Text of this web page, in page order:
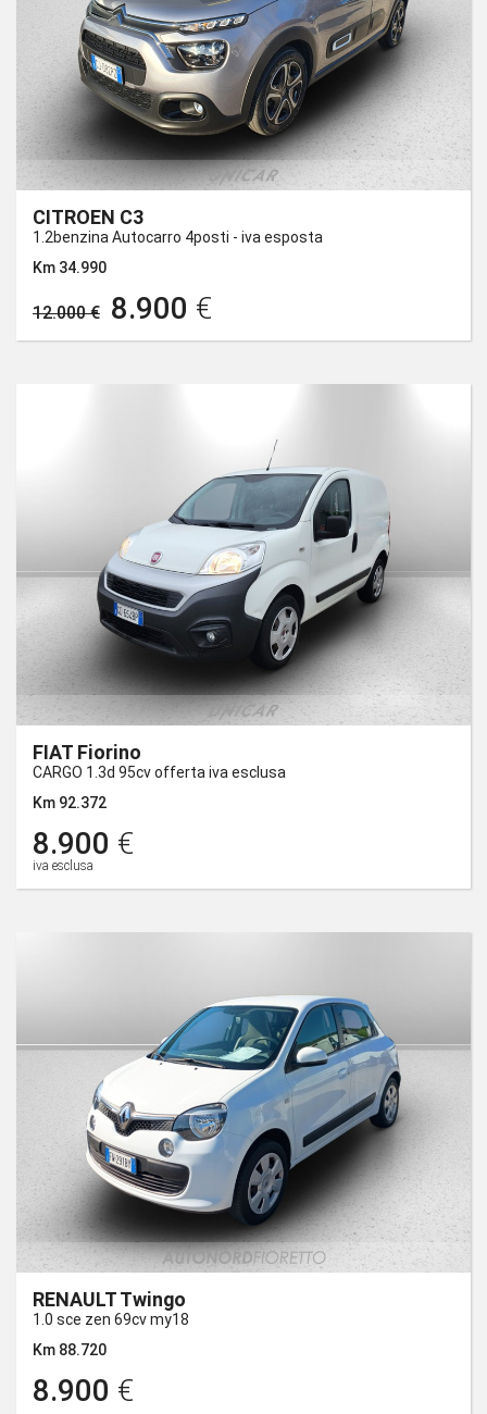
CITROEN C3
1.2benzina Autocarro 4posti - iva esposta
Km 34.990
12.000 € 8.900 €
FIAT Fiorino
CARGO 1.3d 95cv offerta iva esclusa
Km 92.372
8.900 €
iva esclusa
RENAULT Twingo
1.0 sce zen 69cv my18
Km 88.720
8.900 €